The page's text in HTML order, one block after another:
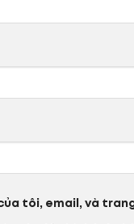
tôi, email, và